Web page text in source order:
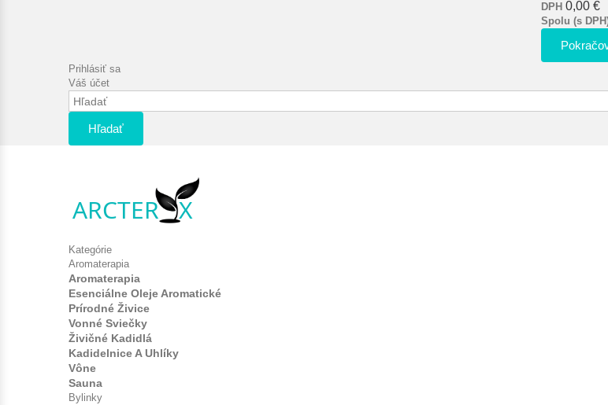
DPH 0,00 €
Spolu (s
Prihlásiť sa
Váš účet
Hľadať
Kategórie
Aromaterapia
Aromaterapia
Esenciálne Oleje Aromatické
Prírodné Živice
Vonné Sviečky
Živičné Kadidlá
Kadidelnice A Uhlíky
Vône
Sauna
Bylinky